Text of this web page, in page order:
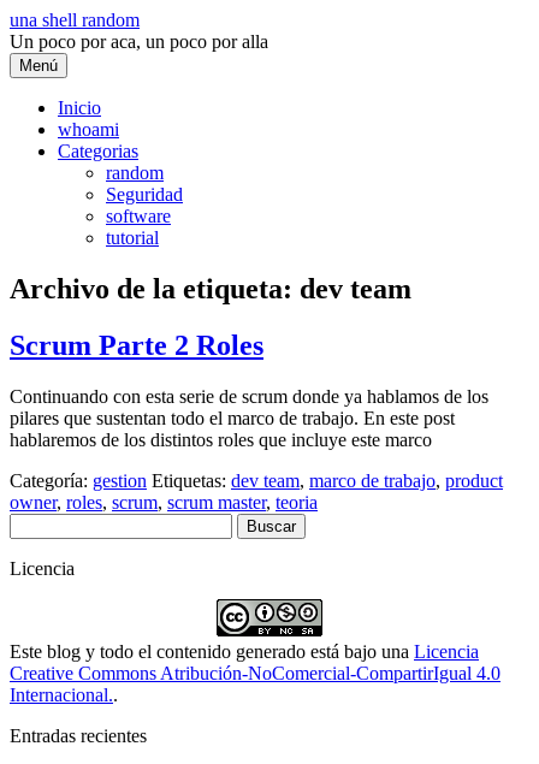
Saltar
al
contenido
una shell random
Un poco por aca, un poco por alla
Menú
Inicio
whoami
Categorias
random
Seguridad
software
tutorial
Archivo de la etiqueta: dev team
Scrum Parte 2 Roles
Continuando con esta serie de scrum donde ya hablamos de los
pilares que sustentan todo el marco de trabajo. En este post
hablaremos de los distintos roles que incluye este marco
Categoría: gestion Etiquetas: dev team, marco de trabajo, product
owner, roles, scrum, scrum master, teoria
Licencia
Este blog y todo el contenido generado está bajo una Licencia
Creative Commons Atribución-NoComercial-CompartirIgual 4.0
Internacional..
Entradas recientes